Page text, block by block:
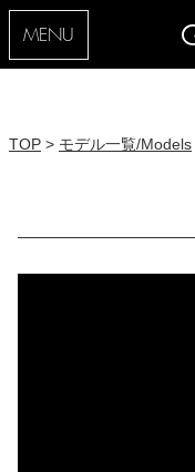
MENU
TOP > モデル一覧/Models